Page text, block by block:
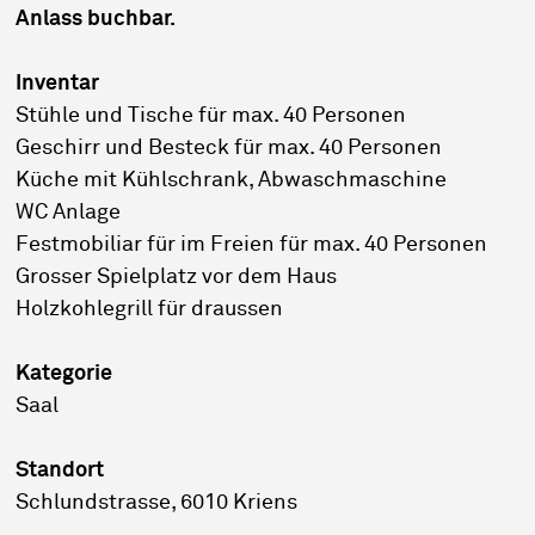
Anlass buchbar.
Inventar
Stühle und Tische für max. 40 Personen
Geschirr und Besteck für max. 40 Personen
Küche mit Kühlschrank, Abwaschmaschine
WC Anlage
Festmobiliar für im Freien für max. 40 Personen
Grosser Spielplatz vor dem Haus
Holzkohlegrill für draussen
Kategorie
Saal
Standort
Schlundstrasse, 6010 Kriens